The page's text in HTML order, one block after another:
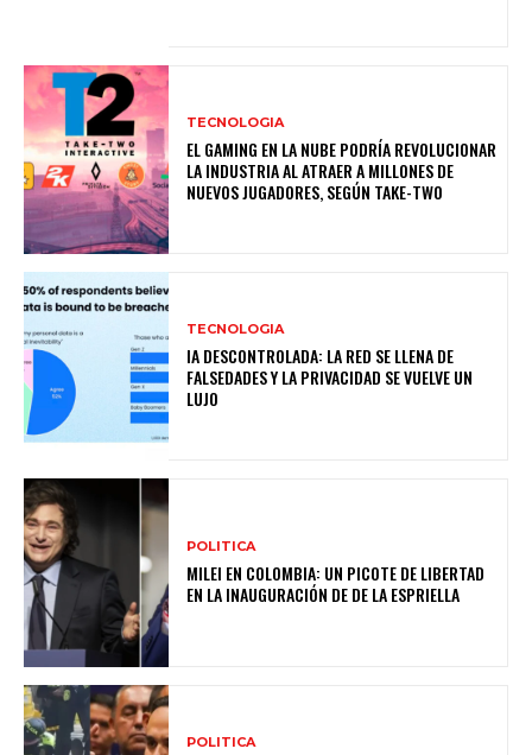
TECNOLOGIA
EL GAMING EN LA NUBE PODRÍA REVOLUCIONAR
LA INDUSTRIA AL ATRAER A MILLONES DE
NUEVOS JUGADORES, SEGÚN TAKE-TWO
TECNOLOGIA
IA DESCONTROLADA: LA RED SE LLENA DE
FALSEDADES Y LA PRIVACIDAD SE VUELVE UN
LUJO
POLITICA
MILEI EN COLOMBIA: UN PICOTE DE LIBERTAD
EN LA INAUGURACIÓN DE DE LA ESPRIELLA
POLITICA